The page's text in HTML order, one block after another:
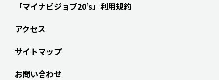
「マイナビジョブ20’s」利用規約
アクセス
サイトマップ
お問い合わせ